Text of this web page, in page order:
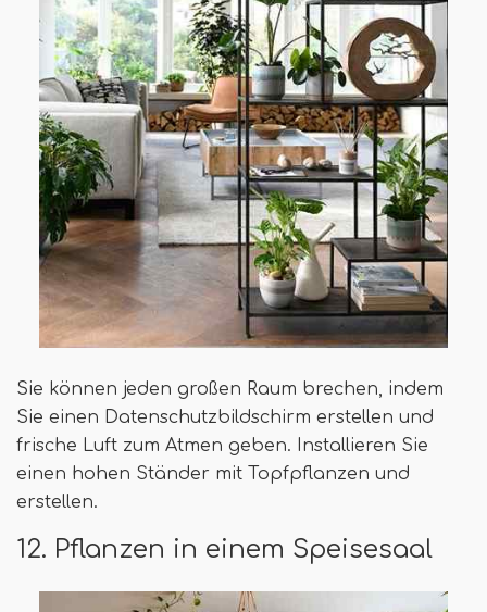
Sie können jeden großen Raum brechen, indem
Sie einen Datenschutzbildschirm erstellen und
frische Luft zum Atmen geben. Installieren Sie
einen hohen Ständer mit Topfpflanzen und
erstellen.
12. Pflanzen in einem Speisesaal